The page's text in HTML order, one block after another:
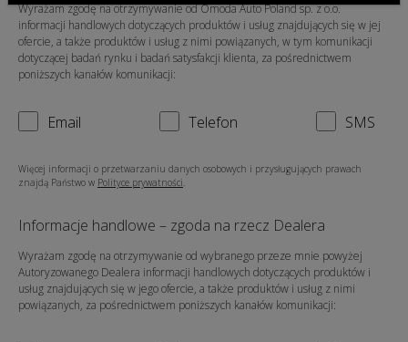
Wyrażam zgodę na otrzymywanie od Omoda Auto Poland sp. z o.o.
informacji handlowych dotyczących produktów i usług znajdujących się w jej
ofercie, a także produktów i usług z nimi powiązanych, w tym komunikacji
dotyczącej badań rynku i badań satysfakcji klienta, za pośrednictwem
poniższych kanałów komunikacji:
Email Telefon SMS
Więcej informacji o przetwarzaniu danych osobowych i przysługujących prawach
znajdą Państwo w Polityce prywatności.
Informacje handlowe – zgoda na rzecz Dealera
Wyrażam zgodę na otrzymywanie od wybranego przeze mnie powyżej
Autoryzowanego Dealera informacji handlowych dotyczących produktów i
usług znajdujących się w jego ofercie, a także produktów i usług z nimi
powiązanych, za pośrednictwem poniższych kanałów komunikacji: